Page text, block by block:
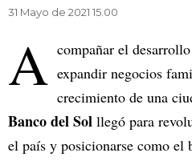
31 Mayo de 2021 15.00
A compañar el
expandir negocios
crecimiento de una
Banco del Sol llegó para
el país y posicionarse como el